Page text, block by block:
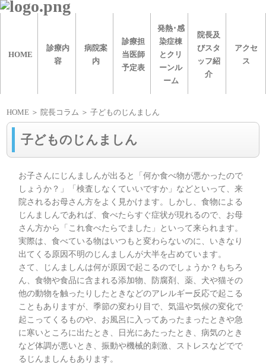
HOME
診療内
容
病院案
内
診療担
当医師
予定表
発熱･感
染症棟
とクリ
ーンル
ーム
院長及
びスタ
ッフ紹
介
アクセ
ス
HOME ＞ 院長コラム ＞ 子どものじんましん
子どものじんましん
お子さんにじんましんが出ると「何か食べ物が悪かったので
しょうか？」「検査しなくていいですか」などといって、来
院されるお母さん方をよく見かけます。しかし、食物による
じんましんであれば、食べたらすぐ症状が現れるので、お母
さん方から「これ食べたらでました」といって来られます。
実際は、食べている物はいつもと変わらないのに、いきなり
出てくる原因不明のじんましんが大半を占めています。
さて、じんましんは何が原因で起こるのでしょうか？もちろ
ん、食物や食品に含まれる添加物、防腐剤、薬、犬や猫その
他の動物を触ったりしたときなどのアレルギー反応で起こる
こともありますが、季節の変わり目で、気温や気候の変化で
起こってくるものや、お風呂に入ってあったまったときや急
に寒いところに出たとき、日光にあたったとき、病気のとき
など体調が悪いとき、振動や機械的刺激、ストレスなどでで
るじんましんもあります。